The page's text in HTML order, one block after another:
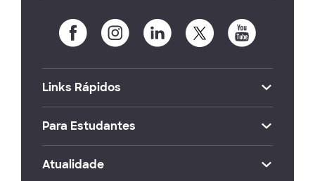
Links Rápidos
Para Estudantes
Atualidade